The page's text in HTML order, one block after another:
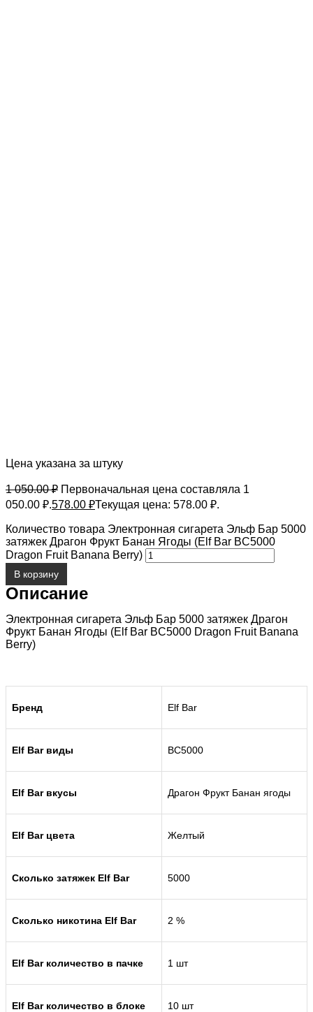
Цена указана за штуку
1 050.00₽ Первоначальная цена составляла 1
050.00 ₽.578.00 ₽Текущая цена: 578.00 ₽.
Количество товара Электронная сигарета Эльф Бар 5000
затяжек Драгон Фрукт Банан Ягоды (Elf Bar BC5000
Dragon Fruit Banana Berry)
В корзину
Описание
Электронная сигарета Эльф Бар 5000 затяжек Драгон
Фрукт Банан Ягоды (Elf Bar BC5000 Dragon Fruit Banana
Berry)
Бренд Elf Bar
Elf Bar виды BC5000
Elf Bar вкусы Драгон Фрукт Банан ягоды
Elf Bar цвета Желтый
Сколько затяжек Elf Bar 5000
Сколько никотина Elf Bar 2 %
Elf Bar количество в пачке 1 шт
Elf Bar количество в блоке 10 шт